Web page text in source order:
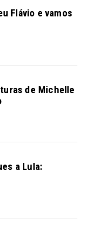
Flávio e vamos
de Michelle
a Lula: